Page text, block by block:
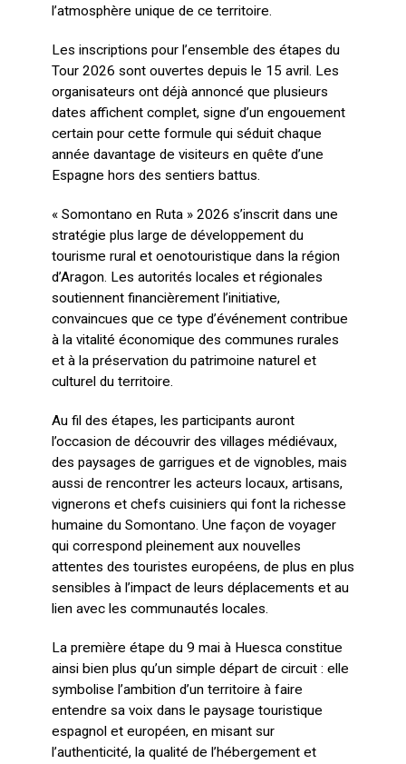
l’atmosphère unique de ce territoire.
Les inscriptions pour l’ensemble des étapes du
Tour 2026 sont ouvertes depuis le 15 avril. Les
organisateurs ont déjà annoncé que plusieurs
dates affichent complet, signe d’un engouement
certain pour cette formule qui séduit chaque
année davantage de visiteurs en quête d’une
Espagne hors des sentiers battus.
« Somontano en Ruta » 2026 s’inscrit dans une
stratégie plus large de développement du
tourisme rural et oenotouristique dans la région
d’Aragon. Les autorités locales et régionales
soutiennent financièrement l’initiative,
convaincues que ce type d’événement contribue
à la vitalité économique des communes rurales
et à la préservation du patrimoine naturel et
culturel du territoire.
Au fil des étapes, les participants auront
l’occasion de découvrir des villages médiévaux,
des paysages de garrigues et de vignobles, mais
aussi de rencontrer les acteurs locaux, artisans,
vignerons et chefs cuisiniers qui font la richesse
humaine du Somontano. Une façon de voyager
qui correspond pleinement aux nouvelles
attentes des touristes européens, de plus en plus
sensibles à l’impact de leurs déplacements et au
lien avec les communautés locales.
La première étape du 9 mai à Huesca constitue
ainsi bien plus qu’un simple départ de circuit : elle
symbolise l’ambition d’un territoire à faire
entendre sa voix dans le paysage touristique
espagnol et européen, en misant sur
l’authenticité, la qualité de l’hébergement et